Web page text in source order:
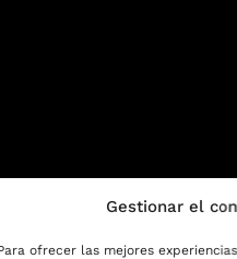
Gestionar el
ofrecer las mejores